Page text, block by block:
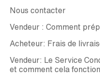
Nous contacter
Vendeur : Comment
Acheteur: Frais de
Vendeur: Le Service
et comment cela